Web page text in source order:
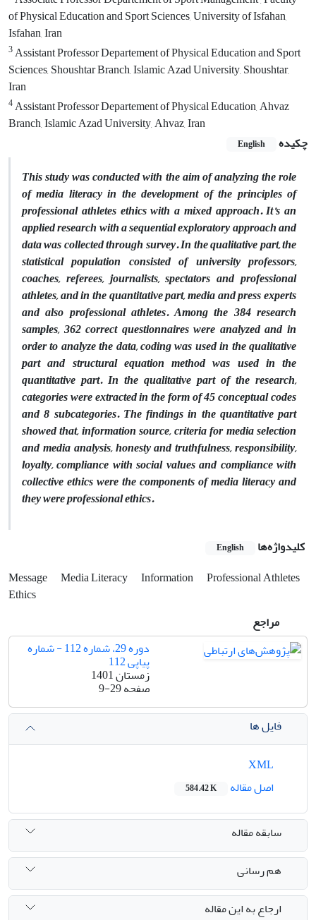
of Physical Education and Sport Sciences, University of Isfahan,
Isfahan, Iran
3Assistant Professor Departement of Physical Education and Sport
Sciences, Shoushtar Branch, Islamic Azad University, Shoushtar,
Iran
4Assistant Professor Departement of Physical Education, Ahvaz
Branch, Islamic Azad University, Ahvaz, Iran
چکیده
English
This study was conducted with the aim of analyzing the role
of media literacy in the development of the principles of
professional athletes ethics with a mixed approach. It’s an
applied research with a sequential exploratory approach and
data was collected through survey. In the qualitative part, the
statistical population consisted of university professors,
coaches, referees, journalists, spectators and professional
athletes, and in the quantitative part, media and press experts
and also professional athletes. Among the 384 research
samples, 362 correct questionnaires were analyzed and in
order to analyze the data, coding was used in the qualitative
part and structural equation method was used in the
quantitative part. In the qualitative part of the research,
categories were extracted in the form of 45 conceptual codes
and 8 subcategories. The findings in the quantitative part
showed that, information source, criteria for media selection
and media analysis, honesty and truthfulness, responsibility,
loyalty, compliance with social values and compliance with
collective ethics were the components of media literacy and
they were professional ethics.
کلیدواژه‌ها English
Message Media Literacy Information
Professional Athletes
Ethics
مراجع
دوره 29، شماره 112 - شماره
پیاپی 112
زمستان 1401
صفحه9-29
فایل ها
اصل مقاله
584.42 K
سابقه مقاله
هم رسانی
ارجاع به این مقاله